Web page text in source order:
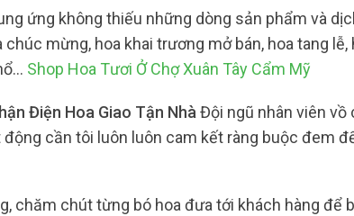
ứng không thiếu những dòng sản phẩm và
mừng, hoa khai trương mở bán, hoa tang lễ,
Shop Hoa Tươi Ở Chợ Xuân Tây Cẩm Mỹ
Điện Hoa Giao Tận Nhà Đội ngũ nhân viên vồ
cần tôi luôn luôn cam kết ràng buộc đem
chăm chút từng bó hoa đưa tới khách hàng để